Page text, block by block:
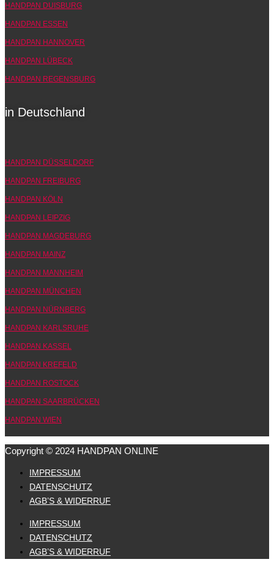
HANDPAN DUISBURG
HANDPAN ESSEN
HANDPAN HANNOVER
HANDPAN LÜBECK
HANDPAN REGENSBURG
in Deutschland
HANDPAN DÜSSELDORF
HANDPAN FREIBURG
HANDPAN KÖLN
HANDPAN LEIPZIG
HANDPAN MAGDEBURG
HANDPAN MAINZ
HANDPAN MANNHEIM
HANDPAN MÜNCHEN
HANDPAN NÜRNBERG
HANDPAN KARLSRUHE
HANDPAN KASSEL
HANDPAN KREFELD
HANDPAN ROSTOCK
HANDPAN SAARBRÜCKEN
HANDPAN WIEN
Copyright © 2024 HANDPAN ONLINE
IMPRESSUM
DATENSCHUTZ
AGB’S & WIDERRUF
IMPRESSUM
DATENSCHUTZ
AGB’S & WIDERRUF